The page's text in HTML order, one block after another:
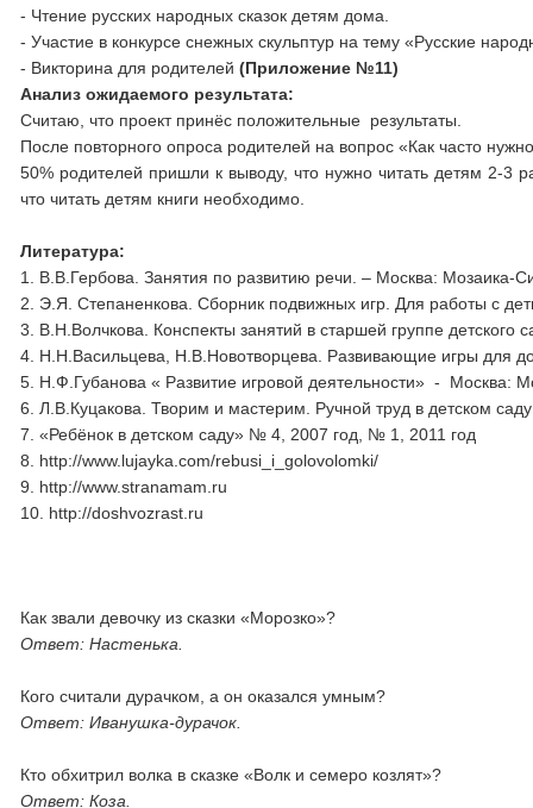
- Чтение русских народных сказок детям дома.
- Участие в конкурсе снежных скульптур на тему «Русские
- Викторина для родителей(Приложение №11)
Анализ ожидаемого результата:
Считаю, что проект принёс положительные результаты.
После повторного опроса родителей на вопрос «Как часто
50% родителей пришли к выводу, что нужно читать детям 2-
что читать детям книги необходимо.
Литература:
1. В.В.Гербова. Занятия по развитию речи. – Москва: Мозаика-
2. Э.Я. Степаненкова. Сборник подвижных игр. Для работы с
3. В.Н.Волчкова. Конспекты занятий в старшей группе
4. Н.Н.Васильцева, Н.В.Новотворцева. Развивающие игры для
5. Н.Ф.Губанова « Развитие игровой деятельности» - Москва:
6. Л.В.Куцакова. Творим и мастерим. Ручной труд в детском
7. «Ребёнок в детском саду» № 4, 2007 год, № 1, 2011 год
8. http://www.lujayka.com/rebusi_i_golovolomki/
9. http://www.stranamam.ru
10. http://doshvozrast.ru
Как звали девочку из сказки «Морозко»?
Ответ: Настенька.
Кого считали дурачком, а он оказался умным?
Ответ: Иванушка-дурачок.
Кто обхитрил волка в сказке «Волк и семеро козлят»?
Ответ: Коза.